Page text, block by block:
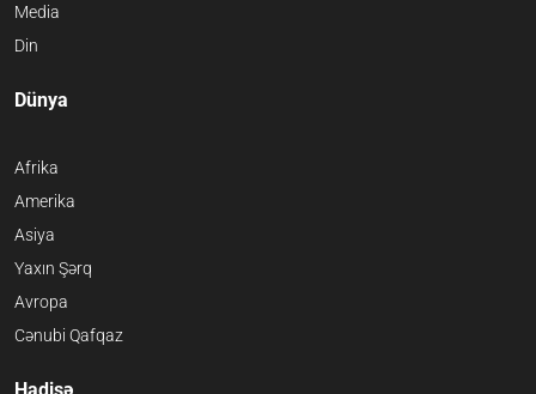
Media
Din
Dünya
Afrika
Amerika
Asiya
Yaxın Şərq
Avropa
Cənubi Qafqaz